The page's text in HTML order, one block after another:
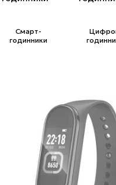
Смарт-
годинники